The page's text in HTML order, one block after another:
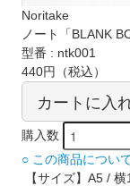
Noritake
ノート「BLANK
型番 : ntk001
440円 （税込）
カートに入
購入数
○ この商品につい
【サイズ】A5 /